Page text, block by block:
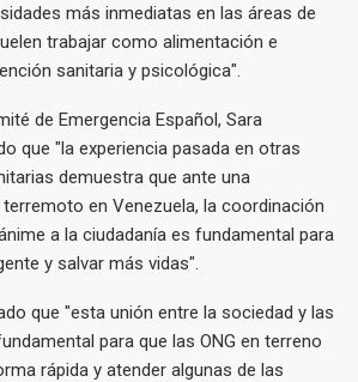
más inmediatas en las áreas de
trabajar como alimentación e
sanitaria y psicológica".
de Emergencia Español, Sara
que "la experiencia pasada en otras
demuestra que ante una
en Venezuela, la coordinación
a la ciudadanía es fundamental para
y salvar más vidas".
que "esta unión entre la sociedad y las
para que las ONG en terreno
rápida y atender algunas de las